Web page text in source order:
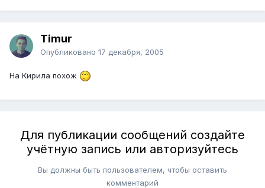
Timur
Опубликовано 17 декабря, 2005
На Кирила похож
Для публикации сообщений создайте
учётную запись или авторизуйтесь
Вы должны быть пользователем, чтобы оставить
комментарий